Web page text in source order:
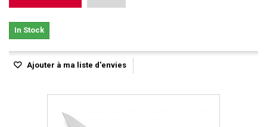
In Stock
Ajouter à ma liste d'envies